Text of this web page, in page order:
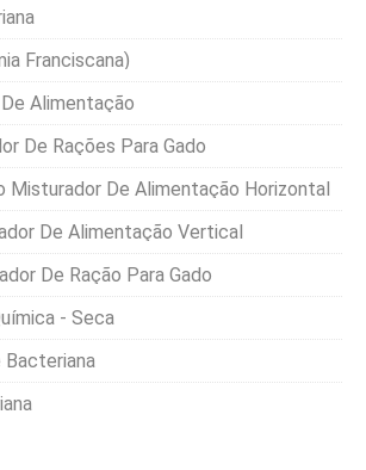
Franciscana)
Alimentação
De Rações Para Gado
Misturador De Alimentação Horizontal
De Alimentação Vertical
De Ração Para Gado
- Seca
Bacteriana